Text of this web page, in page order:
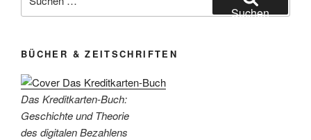
nach:
Suchen
BÜCHER & ZEITSCHRIFTEN
Das Kreditkarten-Buch:
Geschichte und Theorie
des digitalen Bezahlens